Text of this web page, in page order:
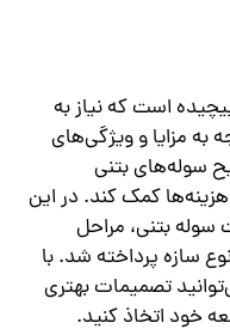
است که نیاز به
به مزایا و ویژگی‌های
سوله‌های بتنی
کمک کند. در این
سوله بتنی، مراحل
سازه پرداخته شد. با
تصمیمات بهتری
خود اتخاذ کنید.